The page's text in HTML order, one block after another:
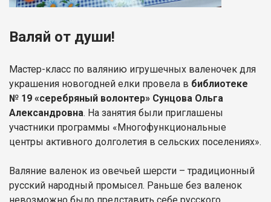
Валяй от души!
Мастер-класс по валянию игрушечных валеночек для
украшения новогодней елки провела в библиотеке
№ 19 «серебряный волонтер» Сунцова Ольга
Александровна. На занятия были приглашены
участники программы «Многофункциональные
центры активного долголетия в сельских поселениях».
Валяние валенок из овечьей шерсти – традиционный
русский народный промысел. Раньше без валенок